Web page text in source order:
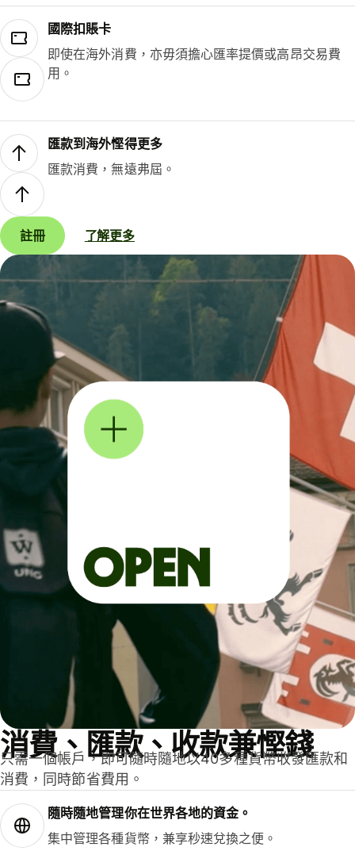
國際扣賬卡
即使在海外消費，亦毋須擔心匯率提價或高昂交易費
用。
匯款到海外慳得更多
匯款消費，無遠弗屆。
註冊 了解更多
消費、匯款、收款兼慳錢
只需一個帳戶，即可隨時隨地以40多種貨幣收發匯款和
消費，同時節省費用。
隨時隨地管理你在世界各地的資金。
集中管理各種貨幣，兼享秒速兌換之便。